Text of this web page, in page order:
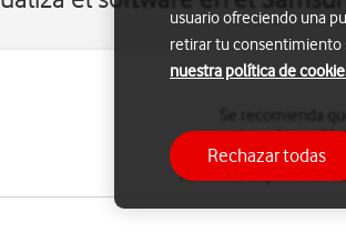
corrigiendo
memoria, o al menos,
necesitas disponer de
usuario ofreciendo una
retirar tu consentimiento
nuestra política de
Rechazar todas